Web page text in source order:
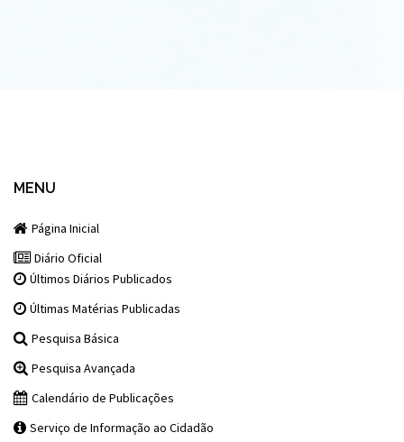
MENU
Página Inicial
Diário Oficial
Últimos Diários Publicados
Últimas Matérias Publicadas
Pesquisa Básica
Pesquisa Avançada
Calendário de Publicações
Serviço de Informação ao Cidadão